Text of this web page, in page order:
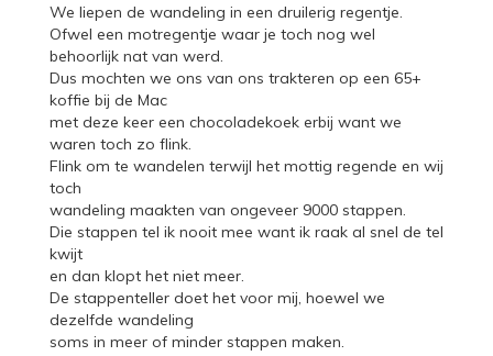
We liepen de wandeling in een druilerig regentje.
Ofwel een motregentje waar je toch nog wel
behoorlijk nat van werd.
Dus mochten we ons van ons trakteren op een 65+
koffie bij de Mac
met deze keer een chocoladekoek erbij want we
waren toch zo flink.
Flink om te wandelen terwijl het mottig regende en wij
toch
wandeling maakten van ongeveer 9000 stappen.
Die stappen tel ik nooit mee want ik raak al snel de tel
kwijt
en dan klopt het niet meer.
De stappenteller doet het voor mij, hoewel we
dezelfde wandeling
soms in meer of minder stappen maken.